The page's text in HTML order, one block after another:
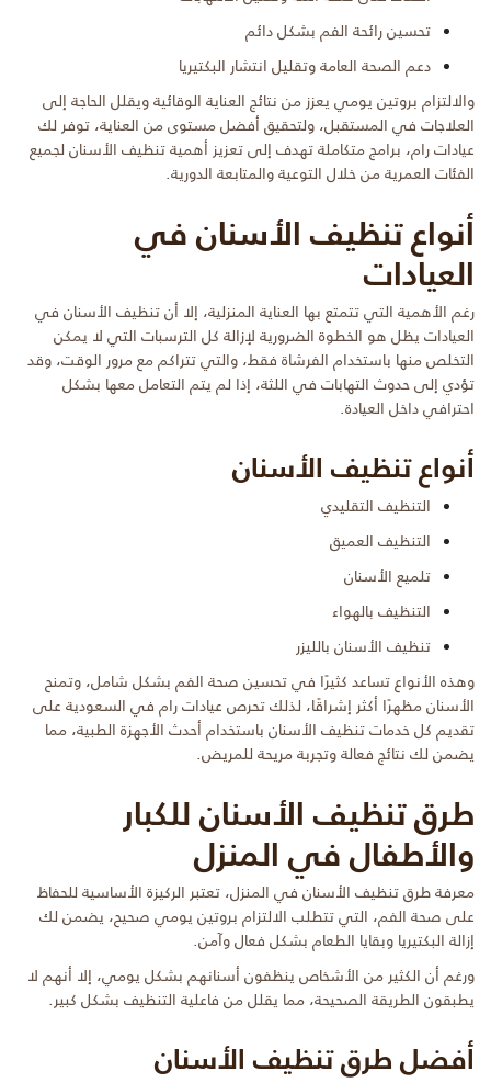
تحسين رائحة الفم بشكل دائم
دعم الصحة العامة وتقليل انتشار البكتيريا
والالتزام بروتين يومي يعزز من نتائج العناية الوقائية ويقلل الحاجة إلى
العلاجات في المستقبل، ولتحقيق أفضل مستوى من العناية، توفر لك
عيادات رام، برامج متكاملة تهدف إلى تعزيز أهمية تنظيف الأسنان لجميع
الفئات العمرية من خلال التوعية والمتابعة الدورية.
أنواع تنظيف الأسنان في
العيادات
رغم الأهمية التي تتمتع بها العناية المنزلية، إلا أن تنظيف الأسنان في
العيادات يظل هو الخطوة الضرورية لإزالة كل الترسبات التي لا يمكن
التخلص منها باستخدام الفرشاة فقط، والتي تتراكم مع مرور الوقت، وقد
تؤدي إلى حدوث التهابات في اللثة، إذا لم يتم التعامل معها بشكل
احترافي داخل العيادة.
أنواع تنظيف الأسنان
التنظيف التقليدي
التنظيف العميق
تلميع الأسنان
التنظيف بالهواء
تنظيف الأسنان بالليزر
وهذه الأنواع تساعد كثيرًا في تحسين صحة الفم بشكل شامل، وتمنح
الأسنان مظهرًا أكثر إشراقًا، لذلك تحرص عيادات رام في السعودية على
تقديم كل خدمات تنظيف الأسنان باستخدام أحدث الأجهزة الطبية، مما
يضمن لك نتائج فعالة وتجربة مريحة للمريض.
طرق تنظيف الأسنان للكبار
والأطفال في المنزل
معرفة طرق تنظيف الأسنان في المنزل، تعتبر الركيزة الأساسية للحفاظ
على صحة الفم، التي تتطلب الالتزام بروتين يومي صحيح، يضمن لك
إزالة البكتيريا وبقايا الطعام بشكل فعال وآمن.
ورغم أن الكثير من الأشخاص ينظفون أسنانهم بشكل يومي، إلا أنهم لا
يطبقون الطريقة الصحيحة، مما يقلل من فاعلية التنظيف بشكل كبير.
أفضل طرق تنظيف الأسنان